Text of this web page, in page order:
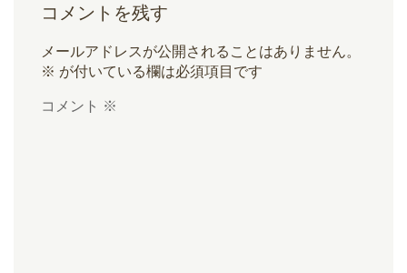
コメントを残す
メールアドレスが公開されることはありません。
※ が付いている欄は必須項目です
コメント ※